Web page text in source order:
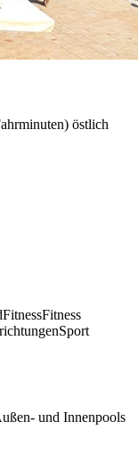
östlich
FitnessFitness
Sport
und Innenpools